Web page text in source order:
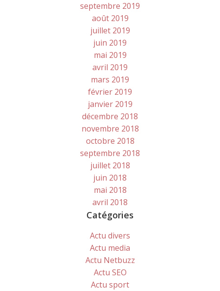
septembre 2019
août 2019
juillet 2019
juin 2019
mai 2019
avril 2019
mars 2019
février 2019
janvier 2019
décembre 2018
novembre 2018
octobre 2018
septembre 2018
juillet 2018
juin 2018
mai 2018
avril 2018
Catégories
Actu divers
Actu media
Actu Netbuzz
Actu SEO
Actu sport